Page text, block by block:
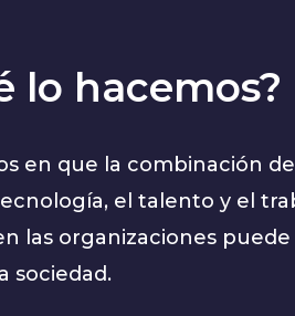
lo hacemos?
en que la combinación
el talento y el
las organizaciones puede
sociedad.